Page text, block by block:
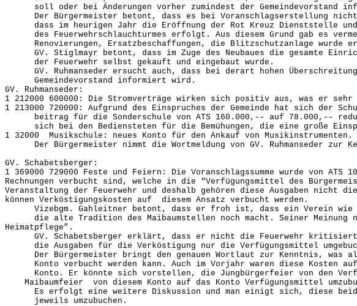
soll oder bei Änderungen vorher zumindest der Gemeindevorstand
Der Bürgermeister betont, dass es bei Voranschlagserstellung nicht
dass im heurigen Jahr die Eröffnung der Rot Kreuz Dienststelle und
des Feuerwehrschlauchturmes erfolgt. Aus diesem Grund gab es
Renovierungen, Ersatzbeschaffungen, die Blitzschutzanlage wurde
GV. Stiglmayr betont, dass im Zuge des Neubaues die gesamte
der Feuerwehr selbst gekauft und eingebaut wurde.
GV. Ruhmanseder ersucht auch, dass bei derart hohen
Gemeindevorstand informiert wird.
GV. Ruhmanseder:
1 212000 600000: Die Stromverträge wirken sich positiv aus, was er sehr
1 213000 720000: Aufgrund des Einspruches der Gemeinde hat sich der
beitrag für die Sonderschule von ATS 160.000,-- auf 78.000,--
sich bei den Bediensteten für die Bemühungen, die eine große
1 32000 Musikschule: neues Konto für den Ankauf von
Der Bürgermeister nimmt die Wortmeldung von GV. Ruhmanseder zur
GV. Schabetsberger:
1 369000 729000 Feste und Feiern: Die Voranschlagssumme wurde
Rechnungen verbucht sind, welche in die “Verfügungsmittel des
Veranstaltung der Feuerwehr und deshalb gehören diese Ausgaben
können Verköstigungskosten auf diesem Ansatz verbucht werden.
Vizebgm. Gahleitner betont, dass er froh ist, dass ein Verein wie
die alte Tradition des Maibaumstellen noch macht. Seiner
Heimatpflege”.
GV. Schabetsberger erklärt, dass er nicht die Feuerwehr kritisiert,
die Ausgaben für die Verköstigung nur die Verfügungsmittel
Der Bürgermeister bringt den genauen Wortlaut zur Kenntnis, was
Konto verbucht werden kann. Auch im Vorjahr waren diese Kosten auf
Konto. Er könnte sich vorstellen, die Jungbürgerfeier von den
Maibaumfeier von diesem Konto auf das Konto Verfügungsmittel
Es erfolgt eine weitere Diskussion und man einigt sich, diese
jeweils umzubuchen.